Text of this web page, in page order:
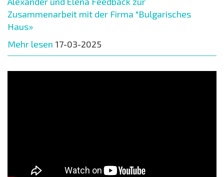
Zusammenarbeit mit der Firma "Bulgarisches
Haus»
Mehr lesen 17-03-2025